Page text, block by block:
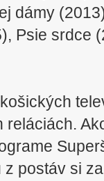
dámy
Psie srdce
postáv si